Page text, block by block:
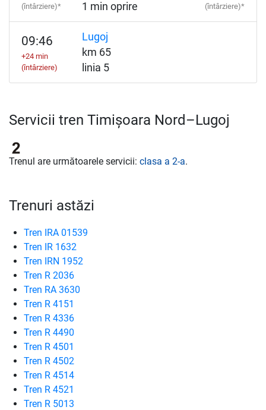
(întârziere)*
1 min oprire
(întârziere)*
09:46
+24 min
(întârziere)
Lugoj
km 65
linia 5
Servicii tren Timișoara Nord–Lugoj
Trenul are următoarele servicii: clasa a 2-a.
Trenuri astăzi
Tren IRA 01539
Tren IR 1632
Tren IRN 1952
Tren R 2036
Tren RA 3630
Tren R 4151
Tren R 4336
Tren R 4490
Tren R 4501
Tren R 4502
Tren R 4514
Tren R 4521
Tren R 5013